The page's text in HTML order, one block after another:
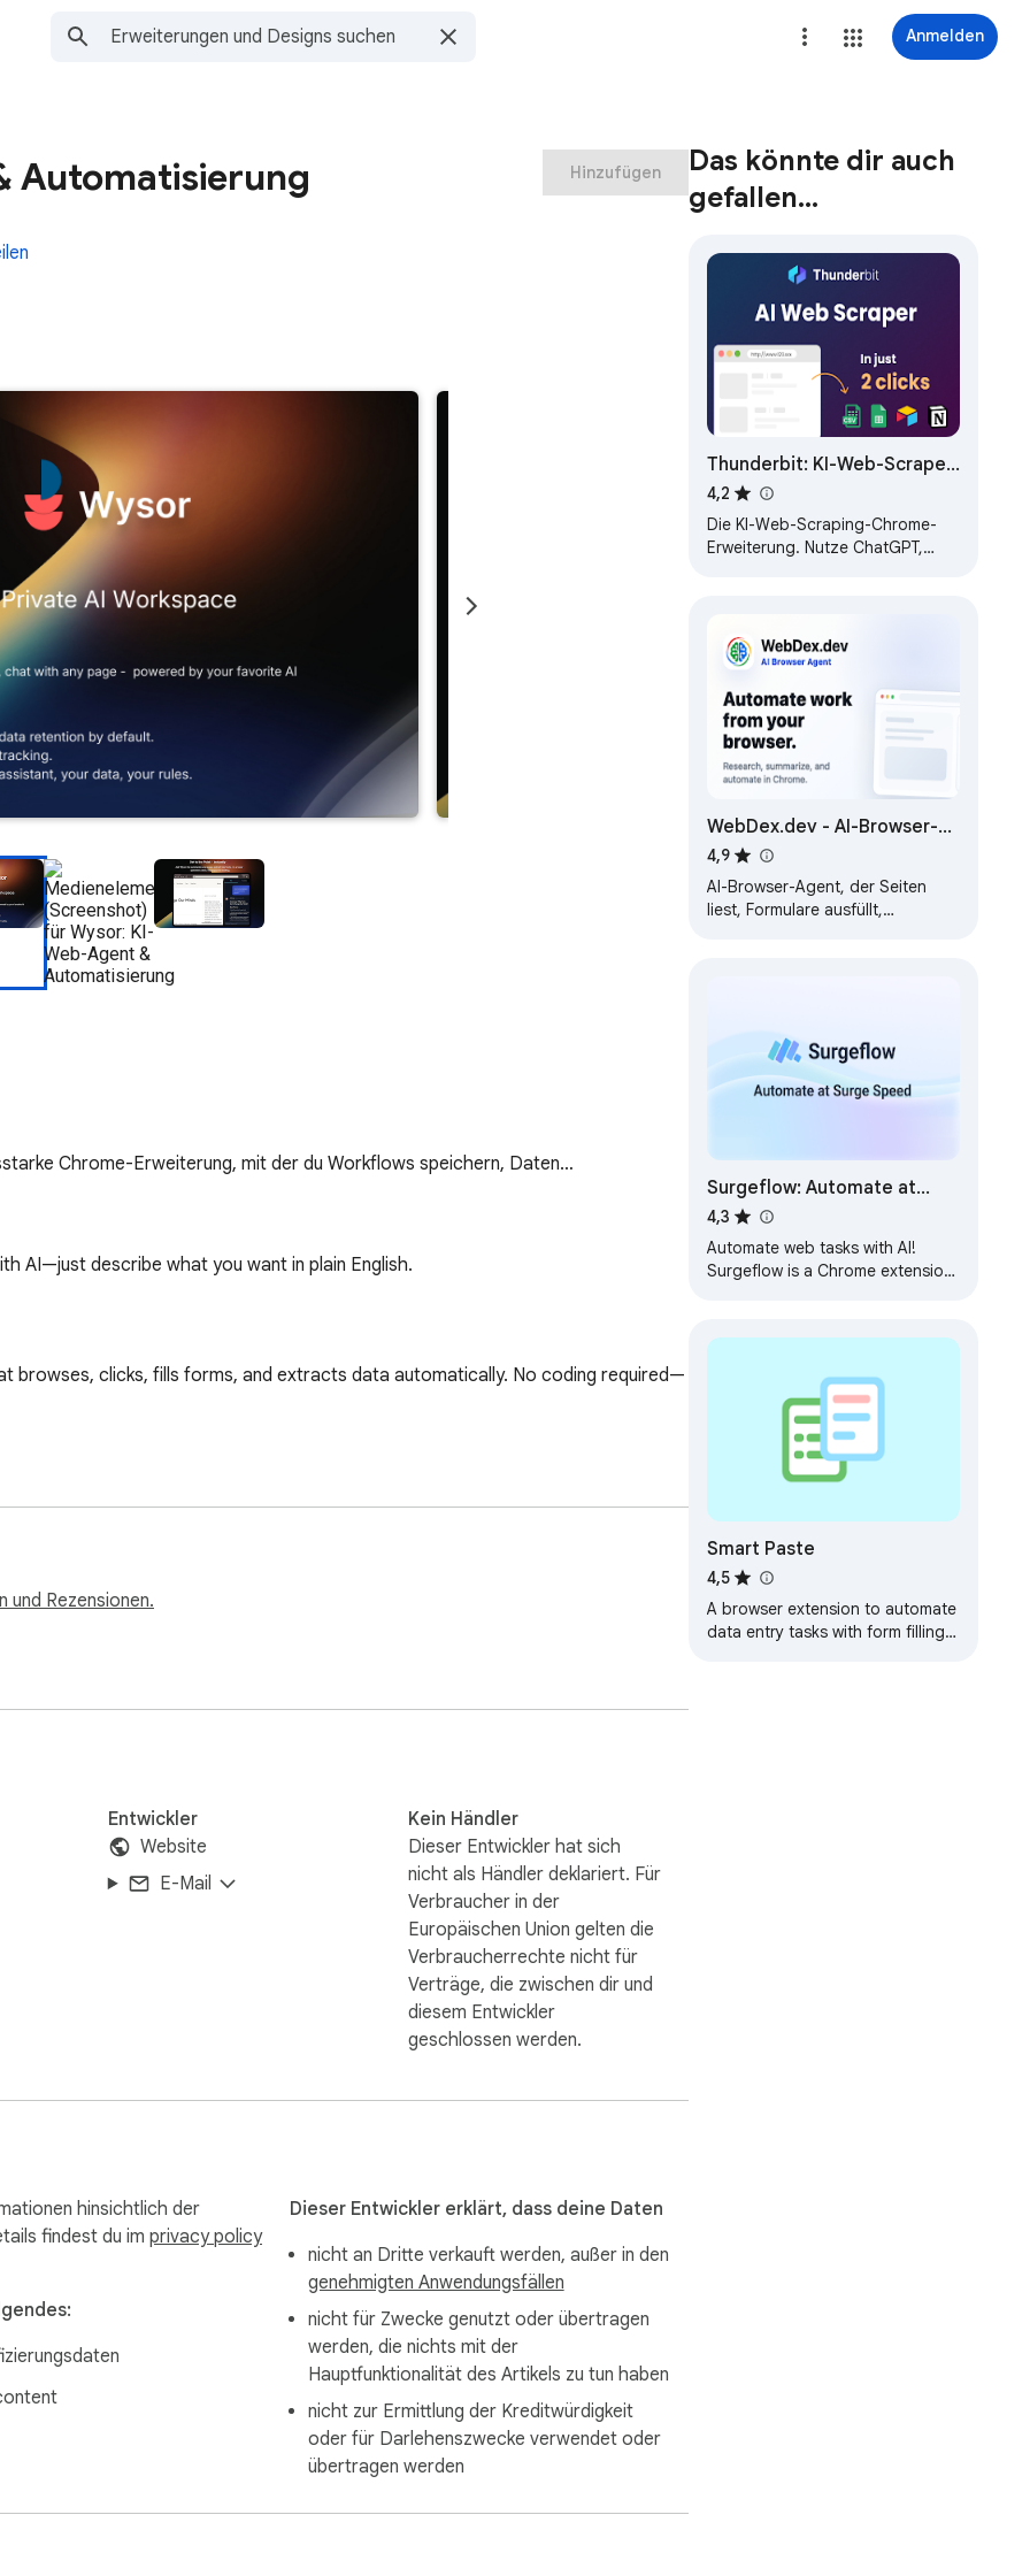
Anmelden
Automatisierung Hinzufügen
Chrome-Erweiterung, mit der du Workflows speichern, Daten…
& Automation
und Rezensionen.
Entwickler
Website
E-Mail
Kein Händler
Dieser Entwickler hat sich
nicht als Händler deklariert. Für
Verbraucher in der
Europäischen Union gelten die
Verbraucherrechte nicht für
Verträge, die zwischen dir und
diesem Entwickler
geschlossen werden.
hinsichtlich der
findest du im privacy policy
Dieser Entwickler erklärt, dass deine Daten
nicht an Dritte verkauft werden, außer in den
genehmigten Anwendungsfällen
nicht für Zwecke genutzt oder übertragen
werden, die nichts mit der
Hauptfunktionalität des Artikels zu tun haben
nicht zur Ermittlung der Kreditwürdigkeit
oder für Darlehenszwecke verwendet oder
übertragen werden
Das könnte dir auch
gefallen…
Thunderbit: KI-Web-Scraper
& Web-
Automatisierungsagent
4,2
Die KI-Web-Scraping-Chrome-
Erweiterung. Nutze ChatGPT,
WebDex.dev - AI-Browser-
Agent & Automatisierung
4,9
AI-Browser-Agent, der Seiten
liest, Formulare ausfüllt,
Surgeflow: Automate at
Surge Speed
4,3
Automate web tasks with AI!
Surgeflow is a Chrome extension
Smart Paste
4,5
A browser extension to automate
data entry tasks with form filling,